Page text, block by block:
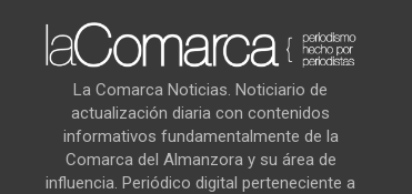
La Comarca Noticias. Noticiario de
actualización diaria con contenidos
informativos fundamentalmente de la
Comarca del Almanzora y su área de
influencia. Periódico digital perteneciente a